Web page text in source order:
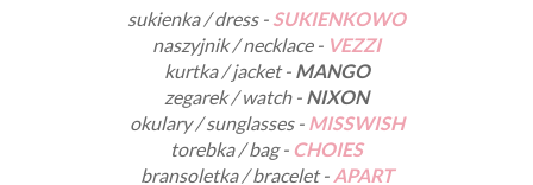
sukienka / dress - SUKIENKOWO
naszyjnik / necklace - VEZZI
kurtka / jacket - MANGO
zegarek / watch - NIXON
okulary / sunglasses - MISSWISH
torebka / bag - CHOIES
bransoletka / bracelet - APART